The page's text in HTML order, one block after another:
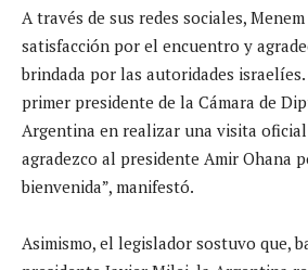
A través de sus redes sociales,
satisfacción por el encuentro y
brindada por las autoridades
primer presidente de la Cámara de
Argentina en realizar una visita
agradezco al presidente Amir Ohana
bienvenida”, manifestó.
Asimismo, el legislador sostuvo que,